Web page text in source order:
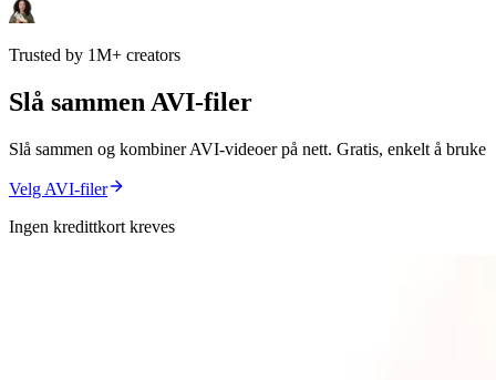
Trusted by 1M+ creators
Slå sammen AVI-filer
Slå sammen og kombiner AVI-videoer på nett. Gratis, enkelt å bruke
Velg AVI-filer
Ingen kredittkort kreves